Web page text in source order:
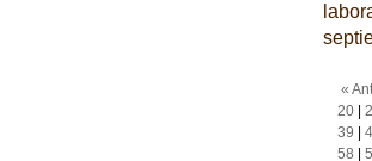
«
20|
39
58